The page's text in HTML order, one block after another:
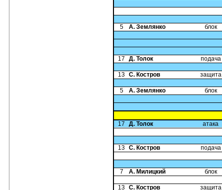
5 А. Землянко блок
17 Д. Толок подача
13 С. Костров защита
5 А. Землянко блок
17 Д. Толок атака
13 С. Костров подача
7 А. Милицкий блок
13 С. Костров защита